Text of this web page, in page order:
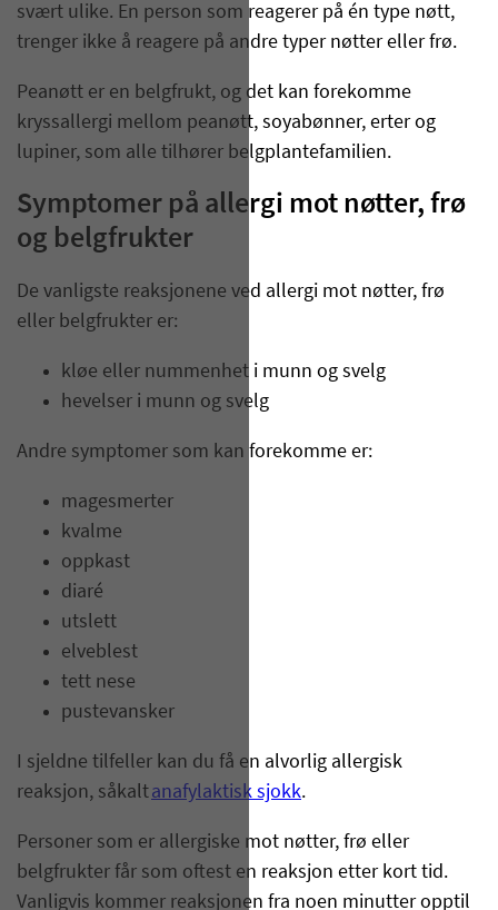
svært ulike. En person som reagerer på én type nøtt,
trenger ikke å reagere på andre typer nøtter eller frø.
Peanøtt er en belgfrukt, og det kan forekomme
kryssallergi mellom peanøtt, soyabønner, erter og
lupiner, som alle tilhører belgplantefamilien.
Symptomer på allergi mot nøtter, frø
og belgfrukter
De vanligste reaksjonene ved allergi mot nøtter, frø
eller belgfrukter er:
kløe eller nummenhet i munn og svelg
hevelser i munn og svelg
Andre symptomer som kan forekomme er:
magesmerter
kvalme
oppkast
diaré
utslett
elveblest
tett nese
pustevansker
I sjeldne tilfeller kan du få en alvorlig allergisk
reaksjon, såkaltanafylaktisk sjokk.
Personer som er allergiske mot nøtter, frø eller
belgfrukter får som oftest en reaksjon etter kort tid.
Vanligvis kommer reaksjonen fra noen minutter opptil